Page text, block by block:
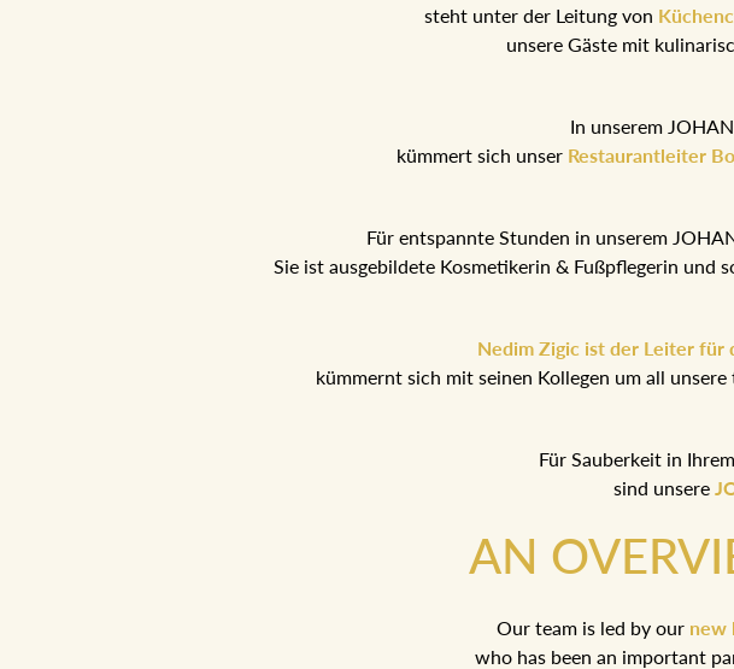
steht unter der Leitung von
unsere Gäste mit
In unserem
kümmert sich unser Restaurantleiter
Für entspannte Stunden in unserem
Sie ist ausgebildete Kosmetikerin & Fußpflegerin und
Nedim Zigic ist der Leiter für
kümmernt sich mit seinen Kollegen um all
Für Sauberkeit in
sind unsere
AN
Our team is led by ournew
who has been an important